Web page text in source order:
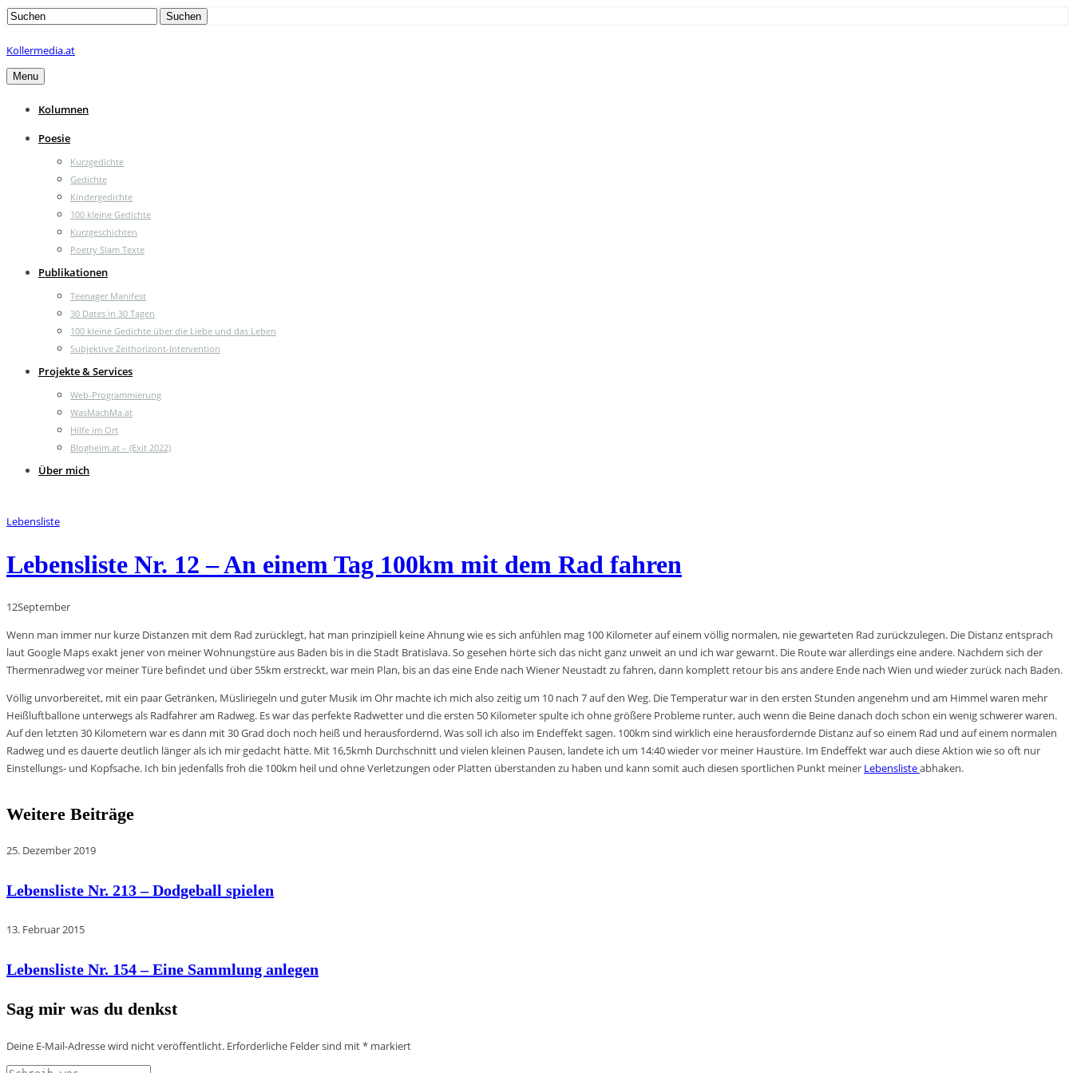
Search
Suchen
Kollermedia.at
Menu
Kolumnen
Poesie
Kurzgedichte
Gedichte
Kindergedichte
100 kleine Gedichte
Kurzgeschichten
Poetry Slam Texte
Publikationen
Teenager Manifest
30 Dates in 30 Tagen
100 kleine Gedichte über die Liebe und das Leben
Subjektive Zeithorizont-Intervention
Projekte & Services
Web-Programmierung
WasMachMa.at
Hilfe im Ort
Blogheim.at – (Exit 2022)
Über mich
Lebensliste
Lebensliste Nr. 12 – An einem Tag 100km mit dem Rad fahren
12September
Wenn man immer nur kurze Distanzen mit dem Rad zurücklegt, hat man prinzipiell keine Ahnung wie es sich anfühlen mag 100 Kilometer auf einem völlig normalen, nie gewarteten Rad zurückzulegen. Die Distanz entsprach
laut Google Maps exakt jener von meiner Wohnungstüre aus Baden bis in die Stadt Bratislava. So gesehen hörte sich das nicht ganz unweit an und ich war gewarnt. Die Route war allerdings eine andere. Nachdem sich der
Thermenradweg vor meiner Türe befindet und über 55km erstreckt, war mein Plan, bis an das eine Ende nach Wiener Neustadt zu fahren, dann komplett retour bis ans andere Ende nach Wien und wieder zurück nach Baden.
Völlig unvorbereitet, mit ein paar Getränken, Müsliriegeln und guter Musik im Ohr machte ich mich also zeitig um 10 nach 7 auf den Weg. Die Temperatur war in den ersten Stunden angenehm und am Himmel waren mehr
Heißluftballone unterwegs als Radfahrer am Radweg. Es war das perfekte Radwetter und die ersten 50 Kilometer spulte ich ohne größere Probleme runter, auch wenn die Beine danach doch schon ein wenig schwerer waren.
Auf den letzten 30 Kilometern war es dann mit 30 Grad doch noch heiß und herausfordernd. Was soll ich also im Endeffekt sagen. 100km sind wirklich eine herausfordernde Distanz auf so einem Rad und auf einem normalen
Radweg und es dauerte deutlich länger als ich mir gedacht hätte. Mit 16,5kmh Durchschnitt und vielen kleinen Pausen, landete ich um 14:40 wieder vor meiner Haustüre. Im Endeffekt war auch diese Aktion wie so oft nur
Einstellungs- und Kopfsache. Ich bin jedenfalls froh die 100km heil und ohne Verletzungen oder Platten überstanden zu haben und kann somit auch diesen sportlichen Punkt meiner Lebenslisteabhaken.
Weitere Beiträge
25. Dezember 2019
Lebensliste Nr. 213 – Dodgeball spielen
13. Februar 2015
Lebensliste Nr. 154 – Eine Sammlung anlegen
Sag mir was du denkst
Deine E-Mail-Adresse wird nicht veröffentlicht. Erforderliche Felder sind mit* markiert